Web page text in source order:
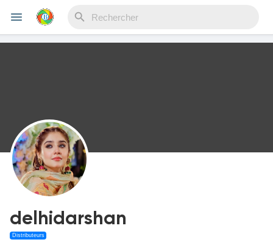
Découvrir Evènements
Mes événements
Découvrir Blogs
delhidarshan
Distributeurs